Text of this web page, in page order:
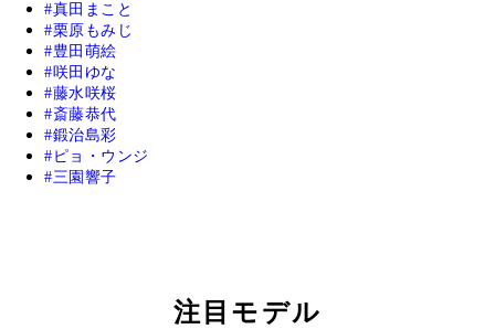
真田まこと
栗原もみじ
豊田萌絵
咲田ゆな
藤水咲桜
斎藤恭代
鍛治島彩
ピョ・ウンジ
三園響子
注目モデル